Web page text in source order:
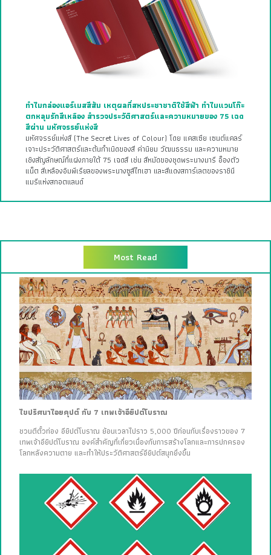
ทำไมกล่องแอร์เมสสีส้ม เหตุผลที่สหประชาชาติใช้สีฟ้า ทำไมแวนโก๊ะ
ตกหลุมรักสีเหลือง สำรวจประวัติศาสตร์และความหมายของ 75 เฉด
สีผ่าน มหัศจรรย์แห่งสี
มหัศจรรย์แห่งสี (The Secret Lives of Colour) โดย แคสเซีย เซนต์แคลร์
เจาะประวัติศาสตร์และต้นกำเนิดของสี ค่านิยม วัฒนธรรม และความหมาย
เชิงสัญลักษณ์ที่แฝงภายใต้ 75 เฉดสี เช่น สีหมัดของชุดพระนางมารี อ็องตัว
แน็ต สีเหลืองอิมพีเรียลของพระนางซูสีไทเฮา และสีแดงสการ์เลตของราชินี
แมรีแห่งสกอตแลนด์
Most Read
ไขปริศนาไอยคุปต์ กับ 7 เทพเจ้าอียิปต์โบราณ
ชวนตีตั๋วท่อง อียิปต์โบราณ ย้อนเวลาไปราว 5,000 ปีก่อนกับเรื่องราวของ 7
เทพเจ้าอียิปต์โบราณ องค์สำคัญที่เกี่ยวเนื่องกับการสร้างโลกและการปกครอง
โลกหลังความตาย และทำให้ประวัติศาสตร์อียิปต์สนุกยิ่งขึ้น